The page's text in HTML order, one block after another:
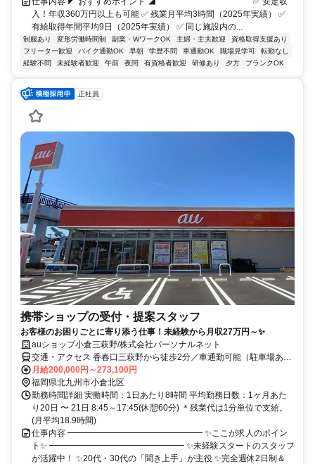
入！年収360万円以上も可能 ✅ 残業月平均3時間（2025年実績） ✅
有給取得年間平均9日（2025年実績） ✅ 同じ施設内の...
制服あり 変形労働時間制 副業・WワークOK 主婦・主夫歓迎
資格取得支援あり
フリーター歓迎
バイク通勤OK 早朝 学歴不問 車通勤OK 職場見学可
転勤なし
経験不問
未経験者歓迎 午前 夜間 有資格者歓迎 研修あり 夕方 ブランクOK
正社員
携帯ショップの受付・提案スタッフ
お客様のお困りごとに寄り添う仕事！未経験から月収27万円～✨
auショップ小倉三萩野/株式会社パーソナルネット
交通・アクセス 香春口三萩野から徒歩2分／車通勤可能（駐車場あ
り）
月給200,000円～273,100円
福岡県北九州市小倉北区
勤務時間詳細 実働時間：1日あたり8時間 平均勤務日数：1ヶ月あた
り20日 〜 21日 8:45～17:45(休憩60分) ＊残業代は1分単位で支給。
(月平均18.9時間)
仕事内容 ━━━━━━━━━━━━━━━━ ✨ここが求人のポイン
ト✨ ━━━━━━━━━━━━━━━━ ✨未経験スタートのスタッフ
が活躍中！ ✨20代・30代の「聞き上手」が主役 ✨完全週休2日制＆